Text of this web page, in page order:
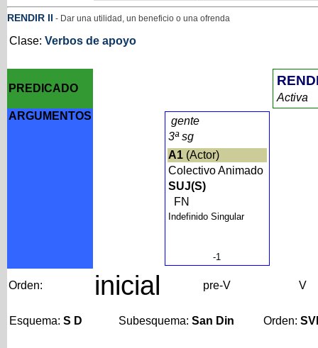
RENDIR II - Dar una utilidad, un beneficio o una ofrenda
Clase: Verbos de apoyo
PREDICADO
Activa
ARGUMENTOS
gente
3ª sg
A1(Actor)
Colectivo Animado
SUJ(S)
FN
Indefinido Singular
-1
Orden: inicial pre-V V
Esquema: S D Subesquema: San Din Orden: